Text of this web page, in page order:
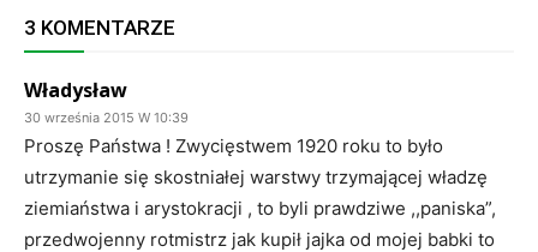
3 KOMENTARZE
Władysław
30 września 2015 W 10:39
Proszę Państwa ! Zwycięstwem 1920 roku to było
utrzymanie się skostniałej warstwy trzymającej władzę
ziemiaństwa i arystokracji , to byli prawdziwe ,,paniska”,
przedwojenny rotmistrz jak kupił jajka od mojej babki to